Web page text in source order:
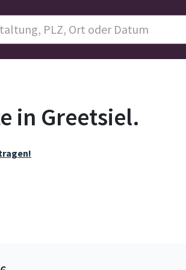
in Greetsiel.